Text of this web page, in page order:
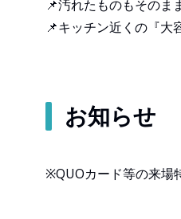
📌汚れたものもそのま
📌キッチン近くの『大
お知らせ
※QUOカード等の来場